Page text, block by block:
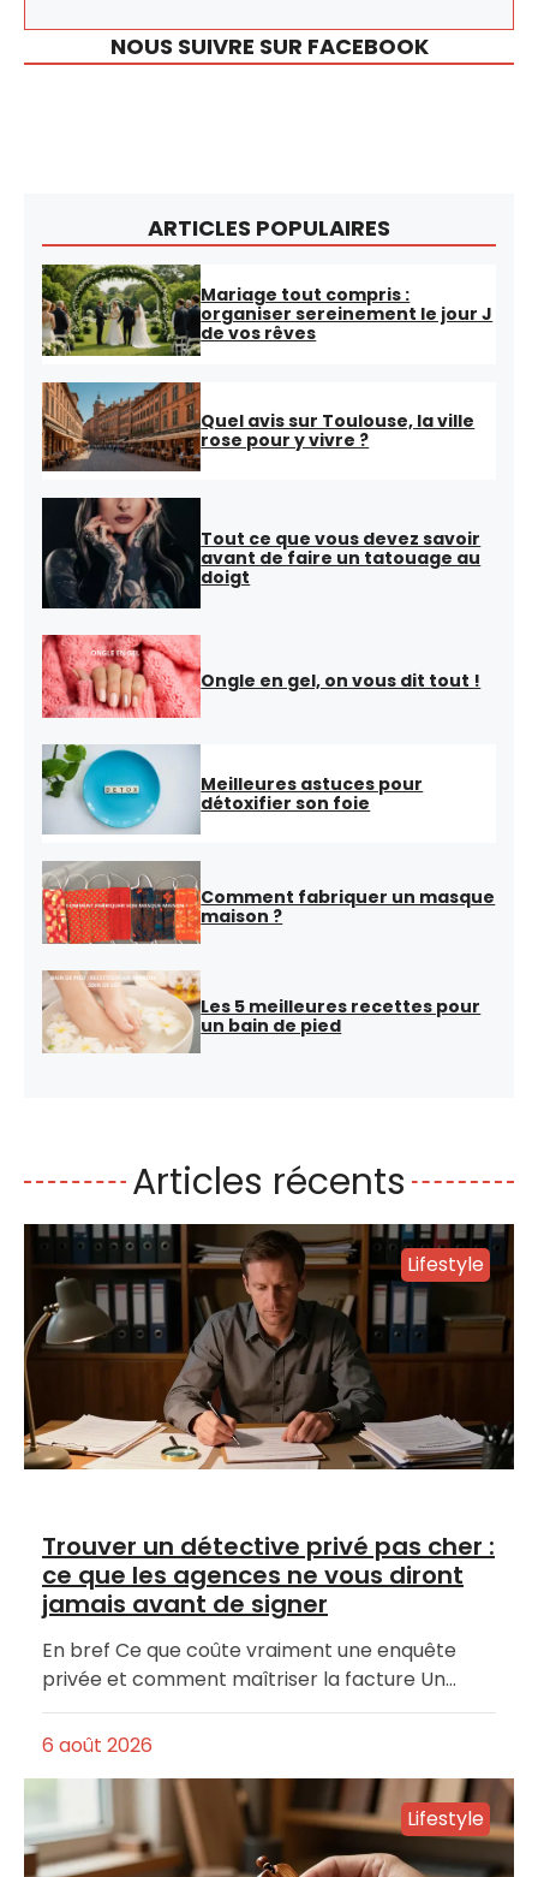
NOUS SUIVRE SUR FACEBOOK
ARTICLES POPULAIRES
Mariage tout compris :
organiser sereinement le jour J
de vos rêves
Quel avis sur Toulouse, la ville
rose pour y vivre ?
Tout ce que vous devez savoir
avant de faire un tatouage au
doigt
Ongle en gel, on vous dit tout !
Meilleures astuces pour
détoxifier son foie
Comment fabriquer un masque
maison ?
Les 5 meilleures recettes pour
un bain de pied
Articles récents
Lifestyle
Trouver un détective privé pas cher :
ce que les agences ne vous diront
jamais avant de signer
En bref Ce que coûte vraiment une enquête
privée et comment maîtriser la facture Un…
6 août 2026
Lifestyle